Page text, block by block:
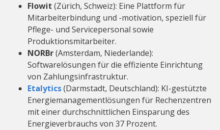
Flowit (Zürich, Schweiz): Eine Plattform für
Mitarbeiterbindung und -motivation, speziell für
Pflege- und Servicepersonal sowie
Produktionsmitarbeiter.
NORBr(Amsterdam, Niederlande):
Softwarelösungen für die effiziente Einrichtung
von Zahlungsinfrastruktur.
Etalytics(Darmstadt, Deutschland): KI-gestützte
Energiemanagementlösungen für Rechenzentren
mit einer durchschnittlichen Einsparung des
Energieverbrauchs von 37 Prozent.